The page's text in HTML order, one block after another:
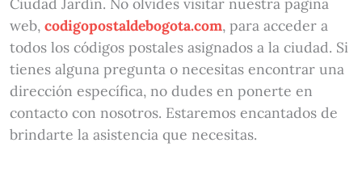
Ciudad Jardín. No olvides visitar nuestra página
web, codigopostaldebogota.com, para acceder a
todos los códigos postales asignados a la ciudad. Si
tienes alguna pregunta o necesitas encontrar una
dirección específica, no dudes en ponerte en
contacto con nosotros. Estaremos encantados de
brindarte la asistencia que necesitas.